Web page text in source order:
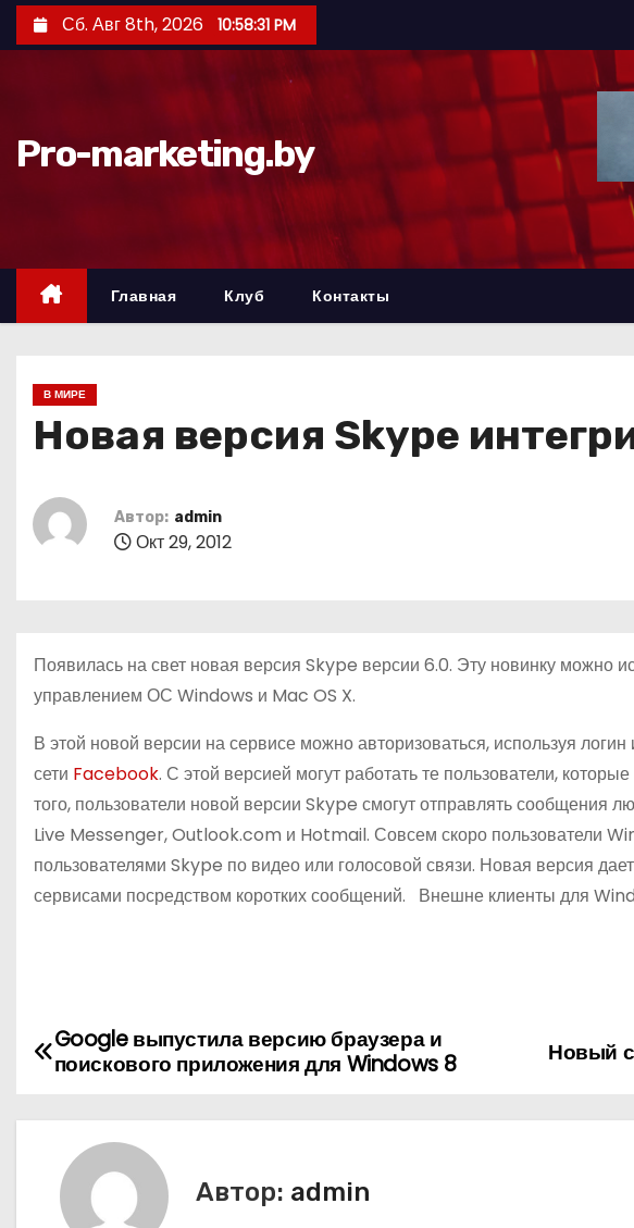
е
д
Сб. Авг 8th, 2026 10:58:32 PM
Pro-marketing.by
Главная Клуб Контакты
В МИРЕ
Новая версия Skype
Автор: admin
Окт 29, 2012
Появилась на свет новая версия Skype версии 6.0. Эту новинку можно
управлением ОС Windows и Mac OS X.
В этой новой версии на сервисе можно авторизоваться, используя
сети Facebook. С этой версией могут работать те пользователи,
того, пользователи новой версии Skype смогут отправлять сообщения
Live Messenger, Outlook.com и Hotmail. Совсем скоро пользователи
пользователями Skype по видео или голосовой связи. Новая версия
сервисами посредством коротких сообщений. Внешне клиенты для
Н
Новый
Google выпустила версию браузера и
поискового приложения для Windows 8
Автор: admin